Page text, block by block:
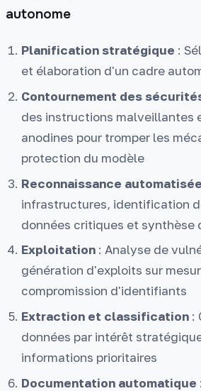
autonome
Planification stratégique :
et élaboration d'un cadre
Contournement des
des instructions malveillantes
anodines pour tromper les
protection du modèle
Reconnaissance automatisée
infrastructures, identification
données critiques et synthèse
Exploitation : Analyse de
génération d'exploits sur
compromission d'identifiants
Extraction et classification :
données par intérêt
informations prioritaires
Documentation automatique